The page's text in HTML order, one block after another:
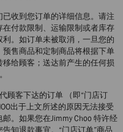
收到您订单的详细信息。请注
付款限制、运输限制或者库存
。如订单未被取消，一旦您的
售商品和定制商品将根据下单
给顾客；送达前产生的任何损
顾客下达的订单 （即“门店订
出于上文所述的原因无法接受
。如果您在Jimmy Choo 特许经
知退款事宜。“门店订单”商品